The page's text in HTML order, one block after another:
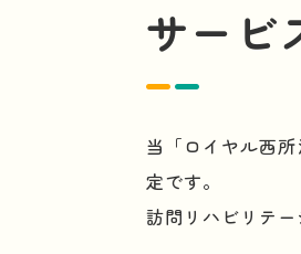
サービ
当「ロイヤル西
定です。
訪問リハビリテ